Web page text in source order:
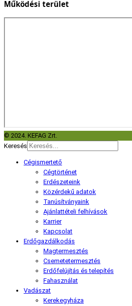
Működési terület
© 2024. KEFAG Zrt.
Keresés
Cégismertető
Cégtörténet
Erdészeteink
Közérdekű adatok
Tanúsítványaink
Ajánlattételi felhívások
Karrier
Kapcsolat
Erdőgazdálkodás
Magtermesztés
Csemetetermesztés
Erdőfelújítás és telepítés
Fahasználat
Vadászat
Kerekegyháza